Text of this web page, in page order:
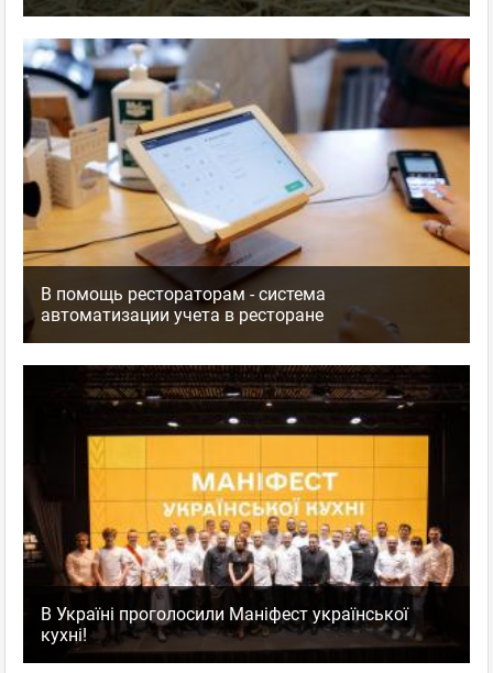
В помощь рестораторам - система
автоматизации учета в ресторане
В Україні проголосили Маніфест української
кухні!